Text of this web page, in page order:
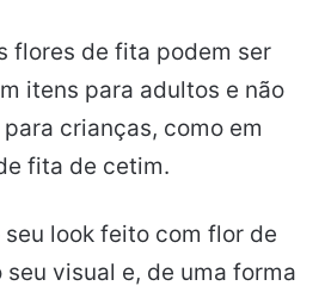
flores de fita podem ser
itens para adultos e não
crianças, como em
fita de cetim.
look feito com flor de
visual e, de uma forma